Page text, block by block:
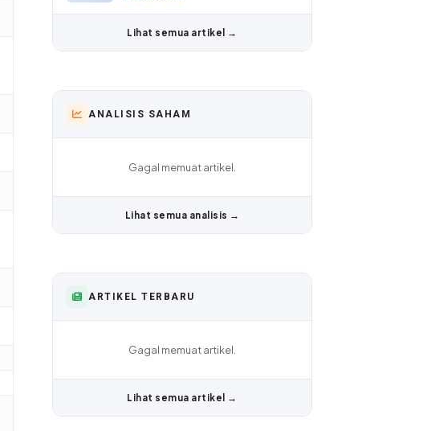
Lihat semua artikel →
ANALISIS SAHAM
Gagal memuat artikel.
Lihat semua analisis →
ARTIKEL TERBARU
Gagal memuat artikel.
Lihat semua artikel →